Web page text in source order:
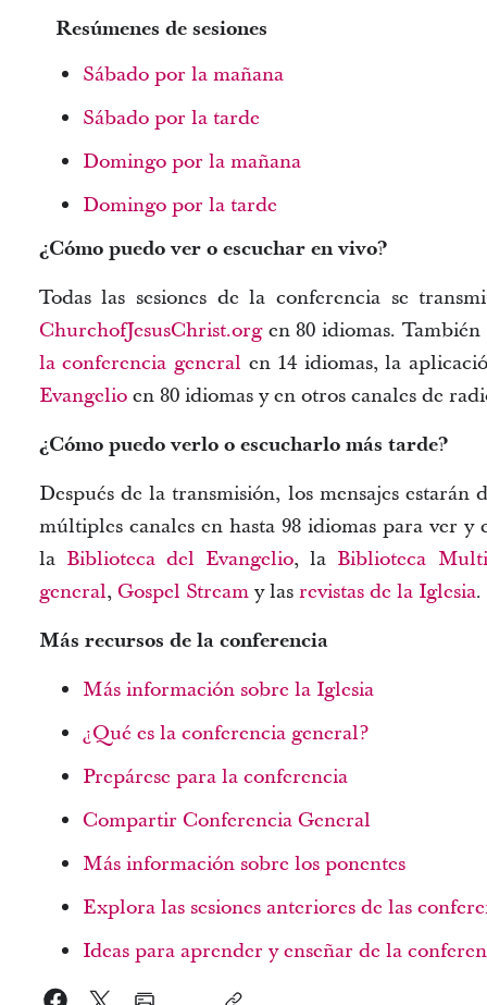
Resúmenes de sesiones
Sábado por la mañana
Sábado por la tarde
Domingo por la mañana
Domingo por la tarde
¿Cómo puedo ver o escuchar en vivo?
Todas las sesiones de la conferencia se
ChurchofJesusChrist.orgen 80 idiomas.
la conferencia general en 14 idiomas, la
Evangelioen 80 idiomas y en otros canales de
¿Cómo puedo verlo o escucharlo más tarde?
Después de la transmisión, los mensajes
múltiples canales en hasta 98 idiomas para ver
la Biblioteca del Evangelio, la Biblioteca
general, Gospel Streamy las revistas de la Iglesia.
Más recursos de la conferencia
Más información sobre la Iglesia
¿Qué es la conferencia general?
Prepárese para la conferencia
Compartir Conferencia General
Más información sobre los ponentes
Explora las sesiones anteriores de las
Ideas para aprender y enseñar de la